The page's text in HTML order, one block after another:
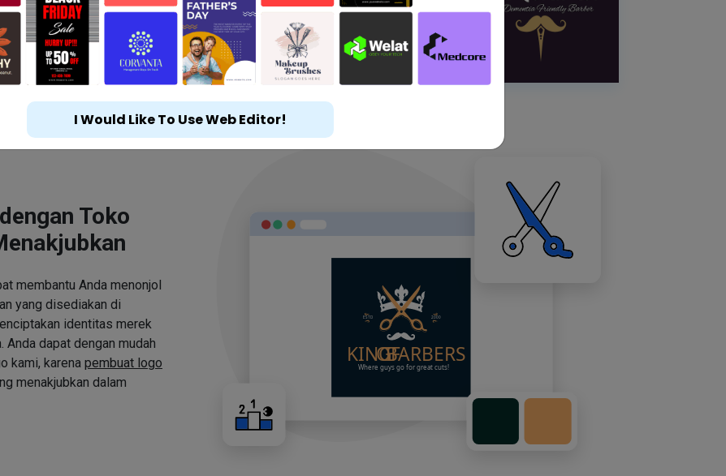
Toko
membantu Anda menonjol
yang disediakan di
identitas merek
dapat dengan mudah
kami, karena pembuat logo
menakjubkan dalam
I Would Like To Use Web Editor!